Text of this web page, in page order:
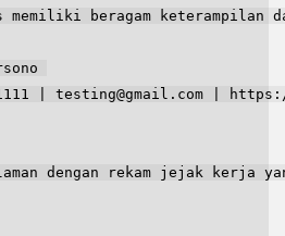
beragam keterampilan
| testing@gmail.com |
dengan rekam jejak